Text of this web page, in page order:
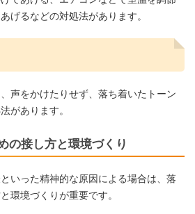
げるなどの対処法があります。
声をかけたりせず、落ち着いたトーン
があります。
の接し方と環境づくり
いった精神的な原因による場合は、落
環境づくりが重要です。